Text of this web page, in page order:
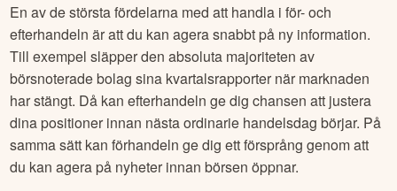
En av de största fördelarna med att handla i för- och
efterhandeln är att du kan agera snabbt på ny information.
Till exempel släpper den absoluta majoriteten av
börsnoterade bolag sina kvartalsrapporter när marknaden
har stängt. Då kan efterhandeln ge dig chansen att justera
dina positioner innan nästa ordinarie handelsdag börjar. På
samma sätt kan förhandeln ge dig ett försprång genom att
du kan agera på nyheter innan börsen öppnar.